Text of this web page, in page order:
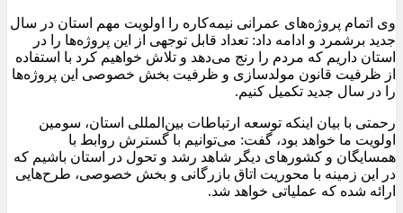
وی اتمام پروژه‌های عمرانی نیمه‌کاره را اولویت مهم استان در سال
جدید برشمرد و ادامه داد: تعداد قابل توجهی از این پروژه‌ها را در
استان داریم که مردم را رنج می‌دهد و تلاش خواهیم کرد با استفاده
از ظرفیت قانون مولدسازی و ظرفیت بخش خصوصی این پروژه‌ها
را در سال جدید تکمیل کنیم.
رحمتی با بیان اینکه توسعه ارتباطات بین‌المللی استان، سومین
اولویت ما خواهد بود، گفت: می‌توانیم با گسترش روابط با
همسایگان و کشورهای دیگر شاهد رشد و تحول در استان باشیم که
در این زمینه با محوریت اتاق بازرگانی و بخش خصوصی، طرح‌هایی
ارائه شده که عملیاتی خواهد شد.